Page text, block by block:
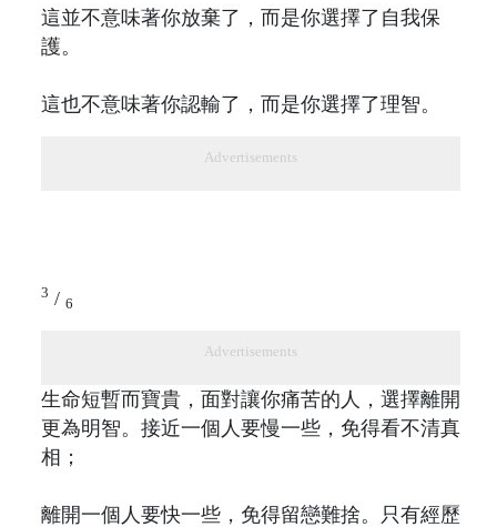
這並不意味著你放棄了，而是你選擇了自我保
護。
這也不意味著你認輸了，而是你選擇了理智。
Advertisements
3 / 6
Advertisements
生命短暫而寶貴，面對讓你痛苦的人，選擇離開
更為明智。接近一個人要慢一些，免得看不清真
相；
離開一個人要快一些，免得留戀難捨。只有經歷